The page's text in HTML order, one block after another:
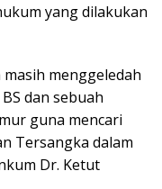
yang dilakukan
menggeledah
dan sebuah
guna mencari
Tersangka dalam
Dr. Ketut